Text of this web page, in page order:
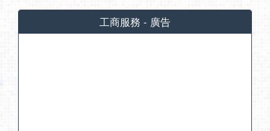
工商服務 - 廣告